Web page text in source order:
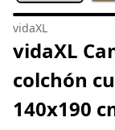
vidaXL
vidaXL
colchón
140x190